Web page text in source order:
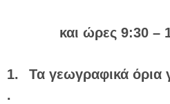
και ώρες 9:30 –
1.
Τα γεωγραφικά όρια
.